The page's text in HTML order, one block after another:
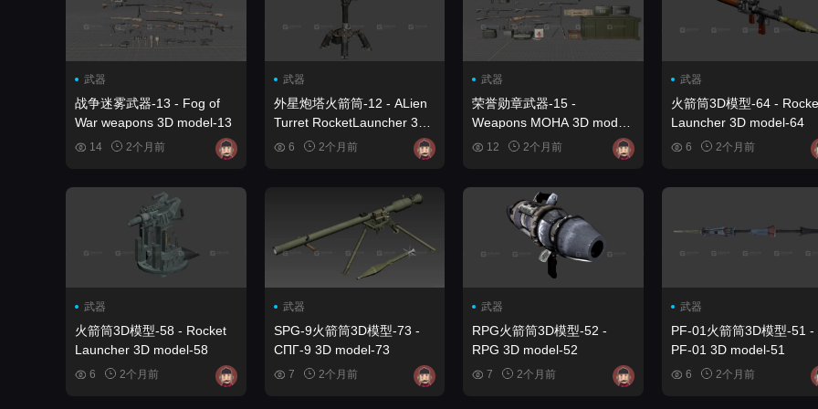
武器
战争迷雾武器-13 - Fog of
War weapons 3D model-13
14 2个月前
武器
外星炮塔火箭筒-12 - ALien
Turret RocketLauncher 3D
model-12
6 2个月前
武器
荣誉勋章武器-15 -
Weapons MOHA 3D model-
15 12 2个月前
武器
火箭筒3D模型-64 -
Launcher 3D model-64
6 2个月前
武器
火箭筒3D模型-58 - Rocket
Launcher 3D model-58
6 2个月前
武器
SPG-9火箭筒3D模型-73 -
СПГ-9 3D model-73
7 2个月前
武器
RPG火箭筒3D模型-52 -
RPG 3D model-52
7 2个月前
武器
PF-01火箭筒3D模型-51 -
PF-01 3D model-51
6 2个月前